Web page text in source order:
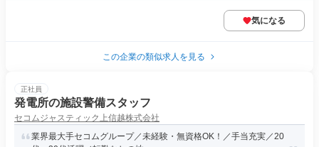
気になる
この企業の類似求人を見る
正社員
発電所の施設警備スタッフ
セコムジャスティック上信越株式会社
業界最大手セコムグループ／未経験・無資格OK！／手当充実／20